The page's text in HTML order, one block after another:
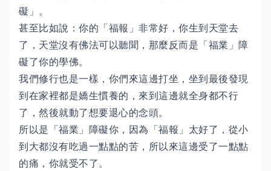
礙」。
甚至比如說：你的「福報」非常好，你生到天堂去
了，天堂沒有佛法可以聽聞，那麼反而是「福業」障
礙了你的學佛。
我們修行也是一樣，你們來這邊打坐，坐到最後發現
到在家裡都是嬌生慣養的，來到這邊就全身都不行
了，然後就動了想要退心的念頭。
所以是「福業」障礙你，因為「福報」太好了，從小
到大都沒有吃過一點點的苦，所以來這邊受了一點點
的痛，你就受不了。